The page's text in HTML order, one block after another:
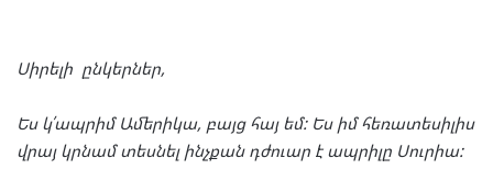
Սիրելի ընկերներ,
Ես կ՛ապրիմ Ամերիկա, բայց հայ եմ: Ես իմ հեռատեսիլիս
վրայ կրնամ տեսնել ինչքան դժուար է ապրիլը Սուրիա: